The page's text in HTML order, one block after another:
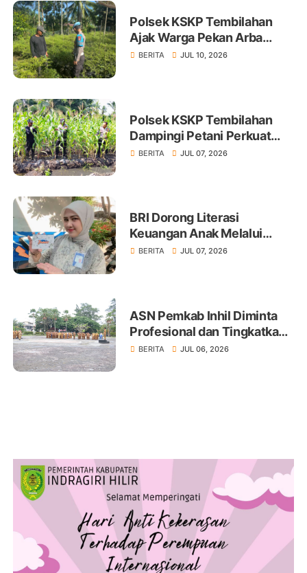
Polsek KSKP Tembilahan
Ajak Warga Pekan Arba
Tanam Cabai Dukung
BERITA JUL 10, 2026
Polsek KSKP Tembilahan
Dampingi Petani Perkuat
Swasembada Pangan
BERITA JUL 07, 2026
BRI Dorong Literasi
Keuangan Anak Melalui
Produk BritAma Junio
BERITA JUL 07, 2026
ASN Pemkab Inhil Diminta
Profesional dan Tingkatkan
Pelayanan Publik
BERITA JUL 06, 2026